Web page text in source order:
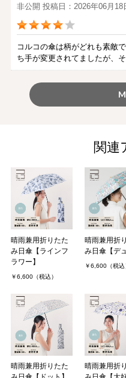
非公開 投稿日：2026年06月18
コルコの傘は柄がどれも素敵
ち手が変更されてましたが、
関連
晴雨兼用折りたた
み日傘【ラインフ
ラワー】
￥6,600（税込）
晴雨兼用折
み日傘【デ
￥6,600（税込
晴雨兼用折りたた
晴雨兼用折